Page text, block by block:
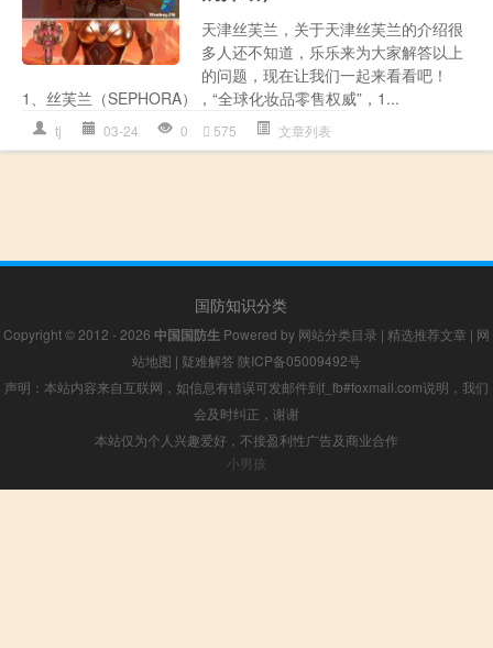
天津丝芙兰，关于天津丝芙兰的介绍很
多人还不知道，乐乐来为大家解答以上
的问题，现在让我们一起来看看吧！
1、丝芙兰（SEPHORA），“全球化妆品零售权威”，1...
tj 03-24 0 575 文章列表
国防知识分类
Copyright © 2012 - 2026 中国国防生 Powered by 网站分类目录 | 精选推荐文章 | 网
站地图 | 疑难解答 陕ICP备05009492号
声明：本站内容来自互联网，如信息有错误可发邮件到f_fb#foxmail.com说明，我们
会及时纠正，谢谢
本站仅为个人兴趣爱好，不接盈利性广告及商业合作
小男孩